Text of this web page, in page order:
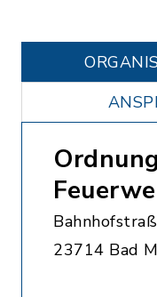
23714 Bad